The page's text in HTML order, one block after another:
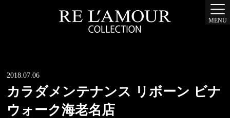
MENU
2018.07.06
カラダメンテナンス リボーン ビナ
ウォーク海老名店